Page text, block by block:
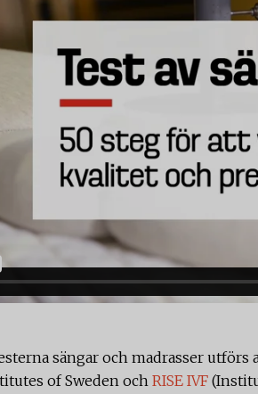
sängar och madrasser utförs
of Sweden ochRISE IVF